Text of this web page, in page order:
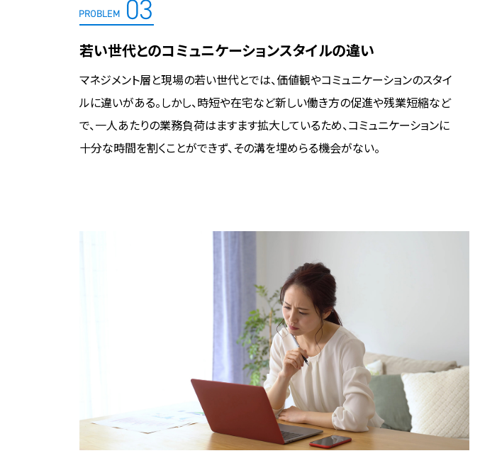
若い世代とのコミュニケーションスタイルの違い
マネジメント層と現場の若い世代とでは、価値観やコミュニケーションのスタイ
ルに違いがある。しかし、時短や在宅など新しい働き方の促進や残業短縮など
で、一人あたりの業務負荷はますます拡大しているため、コミュニケーションに
十分な時間を割くことができず、その溝を埋めらる機会がない。